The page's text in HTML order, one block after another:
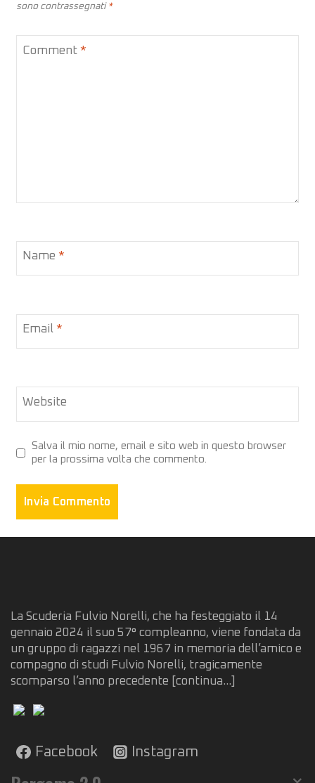
sono contrassegnati *
Comment *
Name *
Email *
Website
Salva il mio nome, email e sito web in questo browser
per la prossima volta che commento.
La Scuderia Fulvio Norelli, che ha festeggiato il 14
gennaio 2024 il suo 57° compleanno, viene fondata da
un gruppo di ragazzi nel 1967 in memoria dell’amico e
compagno di studi Fulvio Norelli, tragicamente
scomparso l’anno precedente
[continua...]
Facebook Instagram